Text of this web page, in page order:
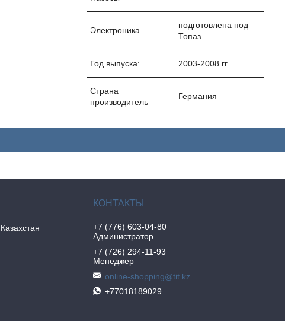
Электроника
подготовлена под
Топаз
Год выпуска: 2003-2008 гг.
Страна
производитель
Германия
+7 (776) 603-04-80
Администратор
+7 (726) 294-11-93
Менеджер
online-shopping@tit.kz
+77018189029